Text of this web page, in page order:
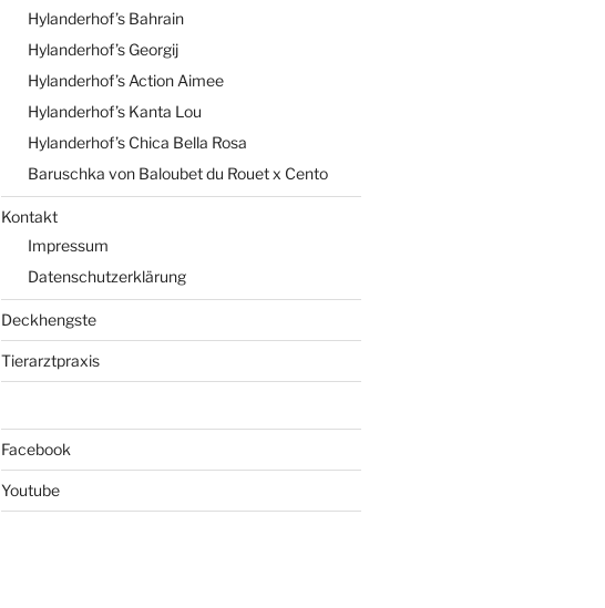
Hylanderhof’s Bahrain
Hylanderhof’s Georgij
Hylanderhof’s Action Aimee
Hylanderhof’s Kanta Lou
Hylanderhof’s Chica Bella Rosa
Baruschka von Baloubet du Rouet x Cento
Kontakt
Impressum
Datenschutzerklärung
Deckhengste
Tierarztpraxis
Facebook
Youtube